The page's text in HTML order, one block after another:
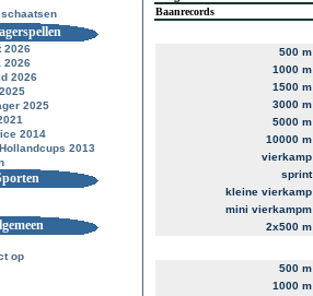
2026
2026
2026
2025
2014
2013
op
Baanrecords
500 m
1000 m
1500 m
3000 m
5000 m
10000 m
vierkamp
sprint
kleine vierkamp
mini vierkampm
2x500 m
500 m
1000 m